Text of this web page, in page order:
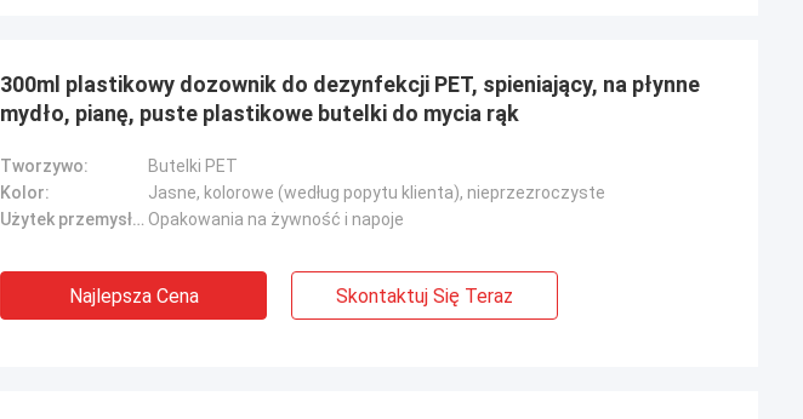
300ml plastikowy dozownik do dezynfekcji PET, spieniający, na płynne
mydło, pianę, puste plastikowe butelki do mycia rąk
Tworzywo:
Butelki PET
Kolor:
Jasne, kolorowe (według popytu klienta), nieprzezroczyste
Użytek przemysłowy:: Opakowania na żywność i napoje
Najlepsza Cena Skontaktuj Się Teraz